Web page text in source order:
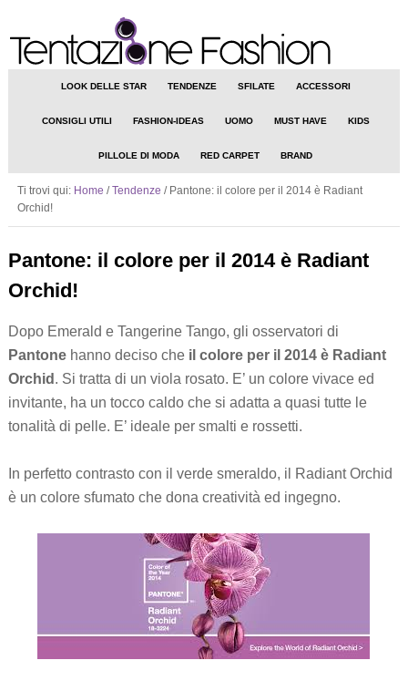
LOOK DELLE STAR TENDENZE SFILATE ACCESSORI
CONSIGLI UTILI FASHION-IDEAS UOMO MUST HAVE KIDS
PILLOLE DI MODA RED CARPET BRAND
Ti trovi qui: Home / Tendenze /Pantone: il colore per il 2014 è Radiant
Orchid!
Pantone: il colore per il 2014 è Radiant
Orchid!
Dopo Emerald e Tangerine Tango, gli osservatori di
Pantonehanno deciso cheil colore per il 2014 è Radiant
Orchid . Si tratta di un viola rosato. E’ un colore vivace ed
invitante, ha un tocco caldo che si adatta a quasi tutte le
tonalità di pelle. E’ ideale per smalti e rossetti.
In perfetto contrasto con il verde smeraldo, il Radiant Orchid
è un colore sfumato che dona creatività ed ingegno.